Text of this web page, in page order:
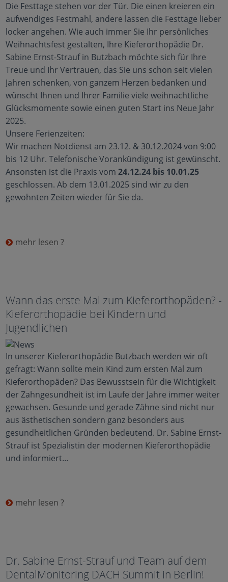
Die Festtage stehen vor der Tür. Die einen kreieren ein
aufwendiges Festmahl, andere lassen die Festtage lieber
locker angehen. Wie auch immer Sie Ihr persönliches
Weihnachtsfest gestalten, Ihre Kieferorthopädie Dr.
Sabine Ernst-Strauf in Butzbach möchte sich für Ihre
Treue und Ihr Vertrauen, das Sie uns schon seit vielen
Jahren schenken, von ganzem Herzen bedanken und
wünscht Ihnen und Ihrer Familie viele weihnachtliche
Glücksmomente sowie einen guten Start ins Neue Jahr
2025.
Unsere Ferienzeiten:
Wir machen Notdienst am 23.12. & 30.12.2024 von 9:00
bis 12 Uhr. Telefonische Vorankündigung ist gewünscht.
Ansonsten ist die Praxis vom24.12.24 bis 10.01.25
geschlossen. Ab dem 13.01.2025 sind wir zu den
gewohnten Zeiten wieder für Sie da.
mehr lesen ?
Wann das erste Mal zum Kieferorthopäden? -
Kieferorthopädie bei Kindern und
Jugendlichen
In unserer Kieferorthopädie Butzbach werden wir oft
gefragt: Wann sollte mein Kind zum ersten Mal zum
Kieferorthopäden? Das Bewusstsein für die Wichtigkeit
der Zahngesundheit ist im Laufe der Jahre immer weiter
gewachsen. Gesunde und gerade Zähne sind nicht nur
aus ästhetischen sondern ganz besonders aus
gesundheitlichen Gründen bedeutend. Dr. Sabine Ernst-
Strauf ist Spezialistin der modernen Kieferorthopädie
und informiert...
mehr lesen ?
Dr. Sabine Ernst-Strauf und Team auf dem
DentalMonitoring DACH Summit in Berlin!